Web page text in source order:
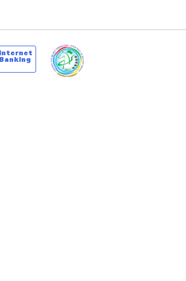
Internet
Banking